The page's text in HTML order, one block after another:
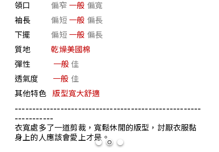
領口 偏窄 一般 偏寬
袖長 偏短 一般 偏長
下擺 偏短 一般 偏長
質地乾燥美國棉
彈性 一般 佳
透氣度 一般 佳
其他特色版型寬大舒適
-----------------------------------------------------
-----------
衣寬處多了一道剪裁，寬鬆休閒的版型，討厭衣服黏
身上的人應該會愛上才是。